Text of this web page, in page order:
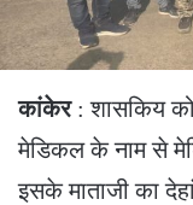
कांकेर: शासकिय
मेडिकल के नाम से
इसके माताजी का